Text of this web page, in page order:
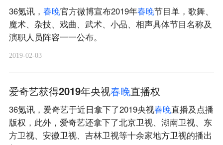
36氪讯， 春晚官方微博宣布2019年春晚节目单，歌舞、
魔术、杂技、戏曲、武术、小品、相声具体节目名称及
演职人员阵容一一公布。
2019-02-03
爱奇艺获得2019年央视春晚直播权
36氪讯，爱奇艺于近日拿下了2019央视春晚直播及点播
版权，此外，爱奇艺还拿下了北京卫视、湖南卫视、东
方卫视、安徽卫视、吉林卫视等十余家地方卫视的播出